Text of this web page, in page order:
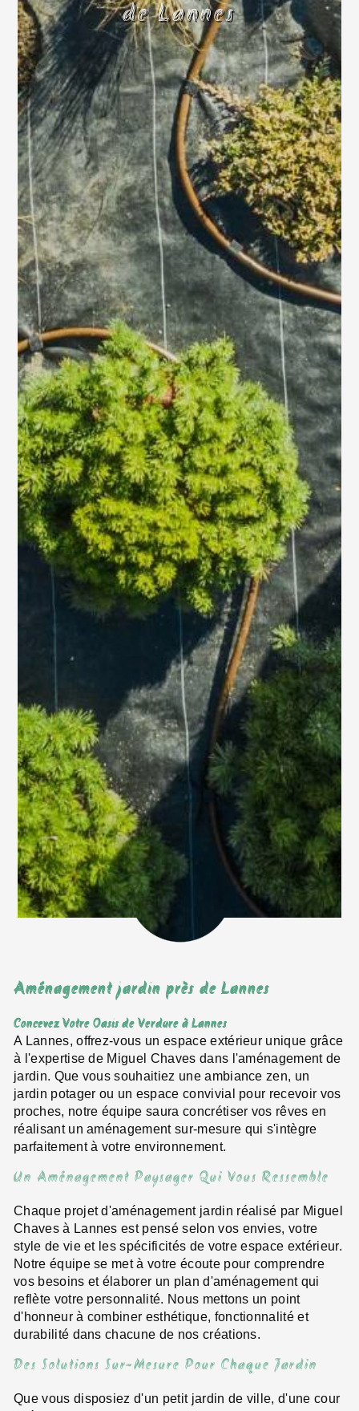
de Lannes
Aménagement jardin près de Lannes
Concevez Votre Oasis de Verdure à Lannes
A Lannes, offrez-vous un espace extérieur unique grâce
à l'expertise de Miguel Chaves dans l'aménagement de
jardin. Que vous souhaitiez une ambiance zen, un
jardin potager ou un espace convivial pour recevoir vos
proches, notre équipe saura concrétiser vos rêves en
réalisant un aménagement sur-mesure qui s'intègre
parfaitement à votre environnement.
Un Aménagement Paysager Qui Vous Ressemble
Chaque projet d'aménagement jardin réalisé par Miguel
Chaves à Lannes est pensé selon vos envies, votre
style de vie et les spécificités de votre espace extérieur.
Notre équipe se met à votre écoute pour comprendre
vos besoins et élaborer un plan d'aménagement qui
reflète votre personnalité. Nous mettons un point
d'honneur à combiner esthétique, fonctionnalité et
durabilité dans chacune de nos créations.
Des Solutions Sur-Mesure Pour Chaque Jardin
Que vous disposiez d'un petit jardin de ville, d'une cour